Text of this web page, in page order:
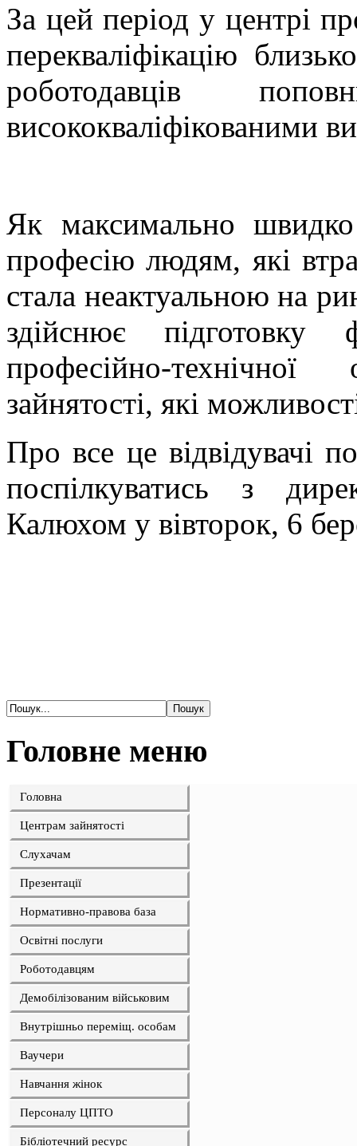
За цей період у центрі
перекваліфікацію
роботодавців
висококваліфікованими
Як максимально
професію людям, які
стала неактуальною на
здійснює підготовку
професійно-
зайнятості, які
Про все це відвідувачі
поспілкуватись з
Калюхом у вівторок, 6
Головне меню
Головна
Центрам зайнятості
Слухачам
Презентації
Нормативно-правова база
Освітні послуги
Роботодавцям
Демобілізованим військовим
Внутрішньо переміщ. особам
Ваучери
Навчання жінок
Персоналу ЦПТО
Бібліотечний ресурс